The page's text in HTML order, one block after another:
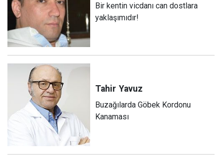
Bir kentin vicdanı can dostlara
yaklaşımıdır!
Tahir Yavuz
Buzağılarda Göbek Kordonu
Kanaması